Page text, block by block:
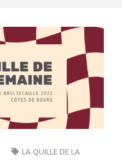
LA QUILLE DE LA